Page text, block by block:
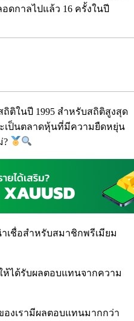
ดกาลไปแล้ว 16 ครั้งในปี
ถิติในปี 1995 สำหรับสถิติสูงสุด
เป็นตลาดหุ้นที่มีความยืดหยุ่น
?
เชื่อสำหรับสมาชิกพรีเมียม
ห้ได้รับผลตอบแทนจากความ
งเรามีผลตอบแทนมากกว่า